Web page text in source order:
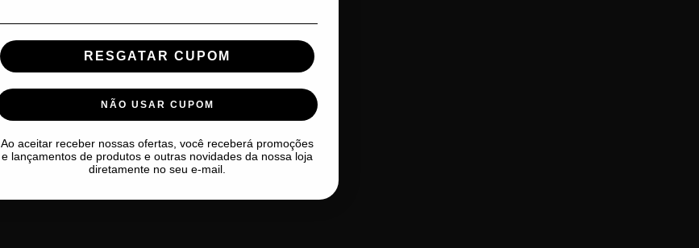
RESGATAR CUPOM
NÃO USAR CUPOM
Ao aceitar receber nossas ofertas, você receberá promoções
e lançamentos de produtos e outras novidades da nossa loja
diretamente no seu e-mail.